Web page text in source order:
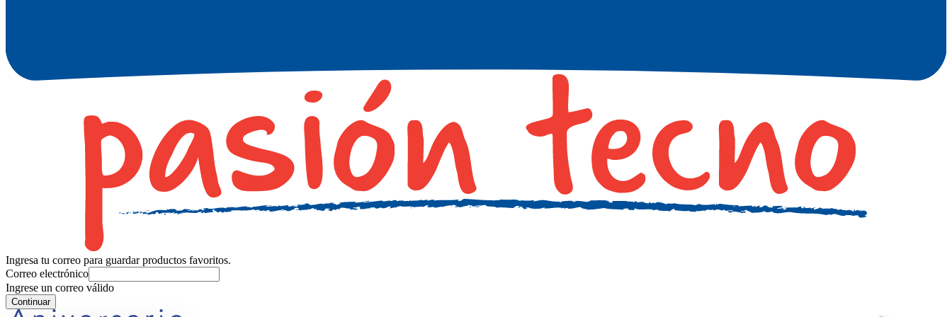
Ingresa tu correo para guardar productos favoritos.
Correo electrónico
Ingrese un correo válido
Continuar